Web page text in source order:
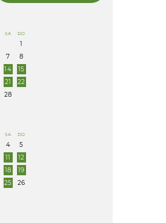
SA DO
1
7
8
14
15
21
22
28
SA DO
4
5
11
12
18
19
25
26